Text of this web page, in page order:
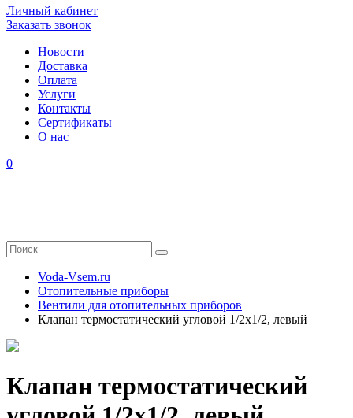
Личный кабинет
Заказать звонок
Новости
Доставка
Оплата
Услуги
Контакты
Cертификаты
О нас
0
Voda-Vsem.ru
Отопительные приборы
Вентили для отопительных приборов
Клапан термостатический угловой 1/2x1/2, левый
Клапан термостатический